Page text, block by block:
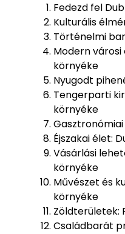
Fedezd fel
Kulturális
Történelmi
Modern
környéke
Nyugodt
Tengerparti
környéke
Éjszakai élet:
Vásárlási
környéke
Művészet és
környéke
Zöldterületek:
Családbarát